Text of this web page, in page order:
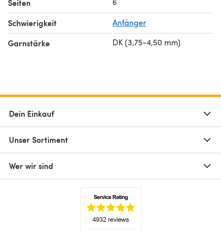
Seiten
Schwierigkeit Anfänger
Garnstärke DK (3,75-4,50 mm)
Dein Einkauf
Unser Sortiment
Wer wir sind